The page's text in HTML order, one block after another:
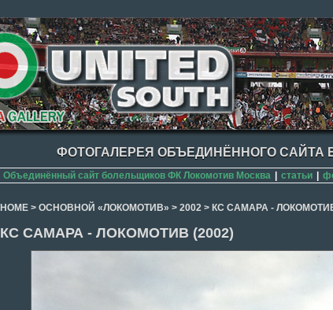
ФОТОГАЛЕРЕЯ ОБЪЕДИНЁННОГО
Объединённый сайт болельщиков ФК Локомотив Москва статьи
HOME> ОСНОВНОЙ «ЛОКОМОТИВ» > 2002> КС САМАРА -
КС САМАРА - ЛОКОМОТИВ (2002)